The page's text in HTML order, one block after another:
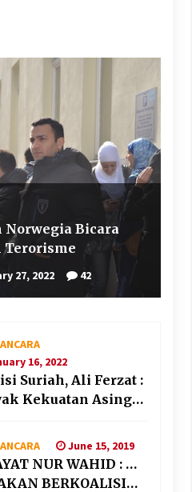
Bicara
Terorisme
27, 2022 42
16, 2022
Suriah, Ali Ferzat :
Kekuatan Asing
June 15, 2019
NUR WAHID : …
BERKOALISI